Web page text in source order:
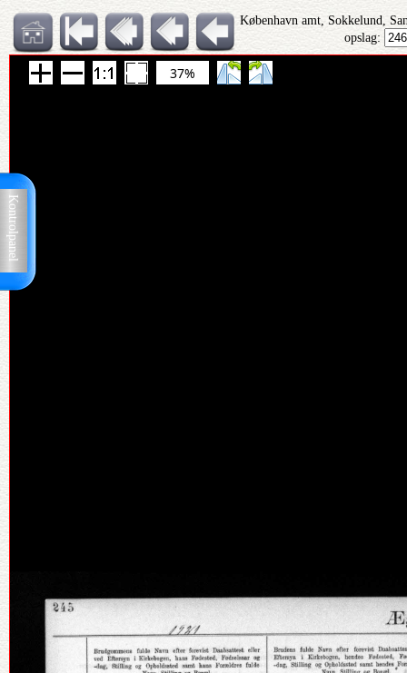
Kontrolpanel
København amt, Sokkelund,
opslag:
37%